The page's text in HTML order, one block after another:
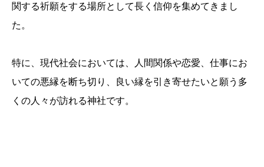
関する祈願をする場所として長く信仰を集めてきまし
た。
特に、現代社会においては、人間関係や恋愛、仕事にお
いての悪縁を断ち切り、良い縁を引き寄せたいと願う多
くの人々が訪れる神社です。